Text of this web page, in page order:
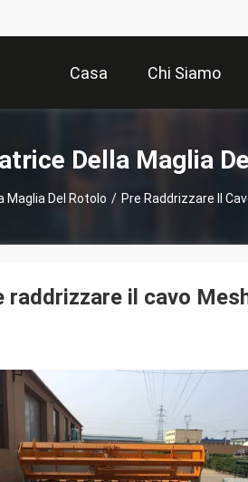
Casa Chi Siamo
Della Maglia
Maglia Del Rotolo / Pre Raddrizzare Il
raddrizzare il cavo